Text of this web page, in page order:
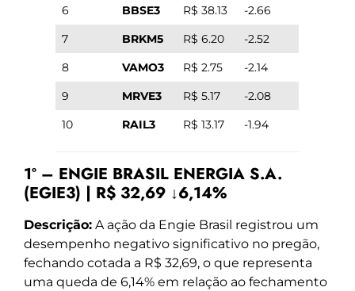
6
BBSE3 R$ 38.13
-2.66
7
BRKM5 R$ 6.20
-2.52
8
VAMO3 R$ 2.75
-2.14
9
MRVE3 R$ 5.17
-2.08
10
RAIL3 R$ 13.17 -1.94
1º – ENGIE BRASIL ENERGIA S.A.
(EGIE3) | R$ 32,69 ↓6,14%
Descrição: A ação da Engie Brasil registrou um
desempenho negativo significativo no pregão,
fechando cotada a R$ 32,69, o que representa
uma queda de 6,14% em relação ao fechamento